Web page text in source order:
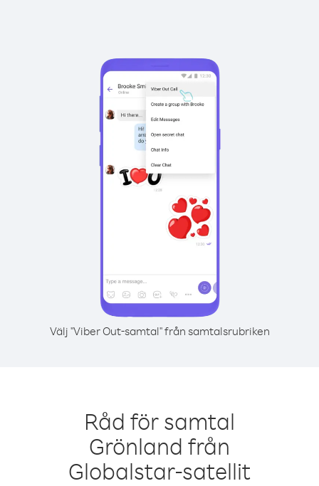
Välj "Viber Out-samtal" från samtalsrubriken
Råd för samtal
Grönland från
Globalstar-satellit